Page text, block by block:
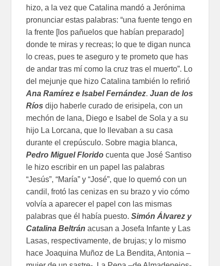
hizo, a la vez que Catalina mandó a Jerónima
pronunciar estas palabras: “una fuente tengo en
la frente [los pañuelos que habían preparado]
donde te miras y recreas; lo que te digan nunca
lo creas, pues te aseguro y te prometo que has
de andar tras mí como la cruz tras el muerto”. Lo
del mejunje que hizo Catalina también lo refirió
Ana Ramírez e Isabel Fernández.Juan de los
Ríos dijo haberle curado de erisipela, con un
mechón de lana, Diego e Isabel de Sola y a su
hijo La Lorcana, que lo llevaban a su casa
durante el crepúsculo. Sobre magia blanca,
Pedro Miguel Florido cuenta que José Santiso
le hizo escribir en un papel las palabras
“Jesús”, “María” y “José”, que lo quemó con un
candil, frotó las cenizas en su brazo y vio cómo
volvía a aparecer el papel con las mismas
palabras que él había puesto.Simón Álvarez y
Catalina Beltrán acusan a Josefa Infante y Las
Lasas, respectivamente, de brujas; y lo mismo
hace Joaquina Muñoz de La Bendita, Antonia –